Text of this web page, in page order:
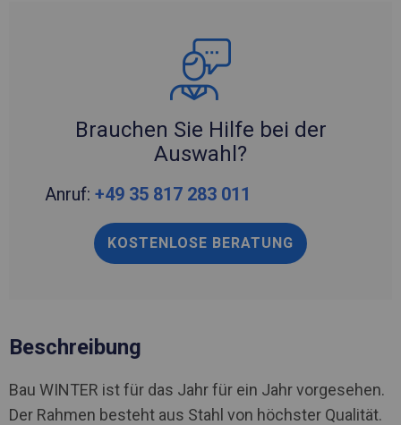
Brauchen Sie Hilfe bei der
Auswahl?
Anruf: +49 35 817 283 011
KOSTENLOSE BERATUNG
Beschreibung
Bau WINTER ist für das Jahr für ein Jahr vorgesehen.
Der Rahmen besteht aus Stahl von höchster Qualität.